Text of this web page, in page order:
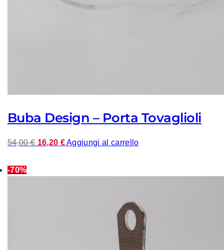
Buba Design – Porta Tovaglioli
54,00€ Il
16,20 €IlAggiungi al carrello
-70%